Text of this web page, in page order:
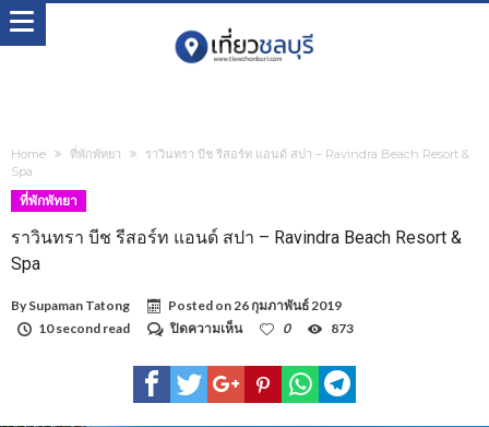
Home ที่พักพัทยา
ราวินทรา บีช รีสอร์ท แอนด์ สปา – Ravindra Beach Resort &
Spa
ที่พักพัทยา
ราวินทรา บีช รีสอร์ท แอนด์ สปา – Ravindra Beach Resort &
Spa
By Supaman Tatong Posted on26 กุมภาพันธ์ 2019
10 second read
ปิดความเห็นบน
วิ
นทรา
0 873